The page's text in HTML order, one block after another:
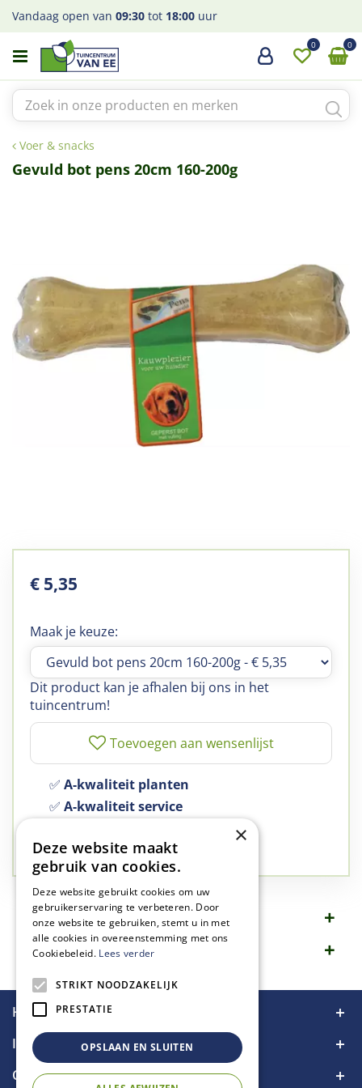
a
Voer & snacks
Vandaag open van 09:30 tot 18:00 uur
Gevuld bot pens 20cm 160-200g
€ 5,35
Maak je keuze:
Dit product kan je afhalen bij ons in het
tuincentrum!
✅ A-kwaliteit planten
✅ A-kwaliteit service
✅Groen, dat is wat we doen
Omschrijving
Specificaties
Handige links
Informatie
Contact
×
Deze website maakt
gebruik van cookies.
Deze website gebruikt cookies om uw
gebruikerservaring te verbeteren. Door
onze website te gebruiken, stemt u in met
alle cookies in overeenstemming met ons
Cookiebeleid. Lees verder
STRIKT NOODZAKELIJK
PRESTATIE
OPSLAAN EN SLUITEN